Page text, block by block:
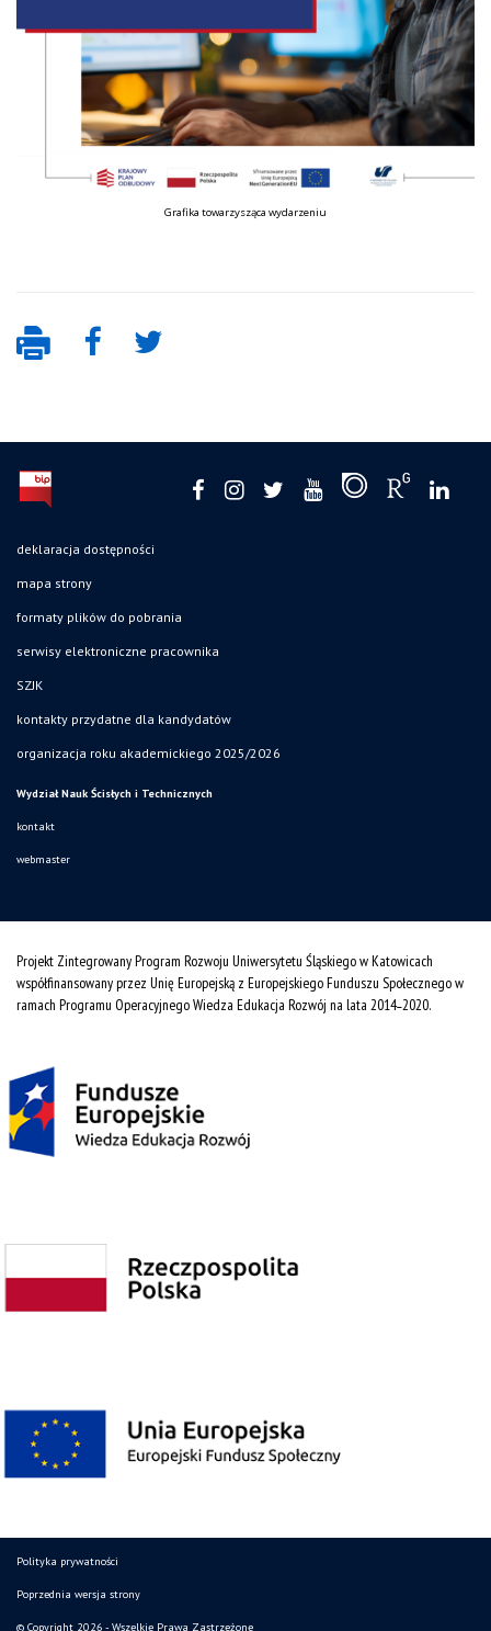
Grafika towarzysząca wydarzeniu
deklaracja dostępności
mapa strony
formaty plików do pobrania
serwisy elektroniczne pracownika
SZJK
kontakty przydatne dla kandydatów
organizacja roku akademickiego 2025/2026
Wydział Nauk Ścisłych i Technicznych
kontakt
webmaster
Projekt Zintegrowany Program Rozwoju Uniwersytetu Śląskiego w Katowicach
współfinansowany przez Unię Europejską z Europejskiego Funduszu Społecznego w
ramach Programu Operacyjnego Wiedza Edukacja Rozwój na lata 2014˗2020.
Polityka prywatności
Poprzednia wersja strony
© Copyright 2026 - Wszelkie Prawa Zastrzeżone